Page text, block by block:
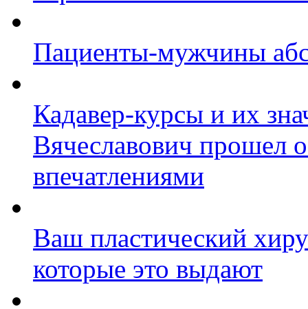
Пациенты-мужчины
Кадавер-курсы и их
Вячеславович прошел
впечатлениями
Ваш пластический
которые это выдают